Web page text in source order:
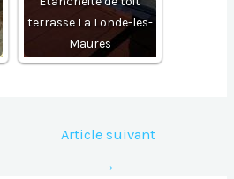
terrasse La Londe-les-
Maures
Article suivant
→